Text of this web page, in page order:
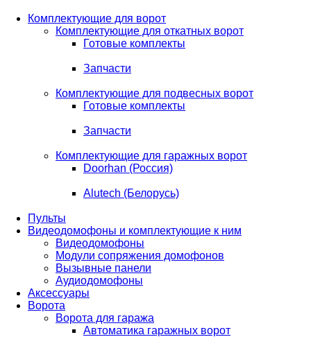
Комплектующие для ворот
Комплектующие для откатных ворот
Готовые комплекты
Запчасти
Комплектующие для подвесных ворот
Готовые комплекты
Запчасти
Комплектующие для гаражных ворот
Doorhan (Россия)
Alutech (Белорусь)
Пульты
Видеодомофоны и комплектующие к ним
Видеодомофоны
Модули сопряжения домофонов
Вызывные панели
Аудиодомофоны
Аксессуары
Ворота
Ворота для гаража
Автоматика гаражных ворот